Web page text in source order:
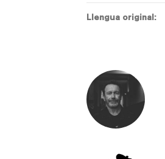
Llengua original: